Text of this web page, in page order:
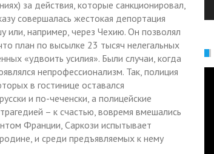
за действия, которые санкционировал,
совершалась жестокая депортация
или, например, через Чехию. Он позволял
план по высылке 23 тысяч нелегальных
«удвоить усилия». Были случаи, когда
непрофессионализм. Так, полиция
в гостинице оставался
и по-чеченски, а полицейские
– к счастью, вовремя вмешались
Франции, Саркози испытывает
и среди предъявляемых к нему